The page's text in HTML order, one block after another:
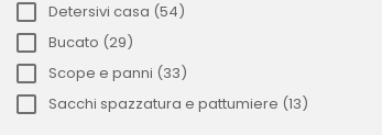
Detersivi casa (54)
Bucato (29)
Scope e panni (33)
Sacchi spazzatura e pattumiere (13)